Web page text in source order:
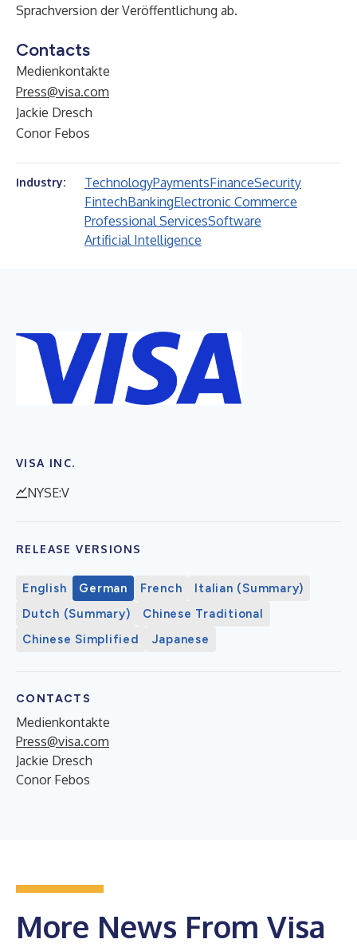
Sprachversion der Veröffentlichung ab.
Contacts
Medienkontakte
Press@visa.com
Jackie Dresch
Conor Febos
Industry: TechnologyPaymentsFinanceSecurity
FintechBankingElectronic Commerce
Professional ServicesSoftware
Artificial Intelligence
VISA INC.
NYSE:V
RELEASE VERSIONS
English German French
Italian (Summary)
Dutch (Summary)
Chinese Traditional
Chinese Simplified
Japanese
CONTACTS
Medienkontakte
Press@visa.com
Jackie Dresch
Conor Febos
More News From Visa